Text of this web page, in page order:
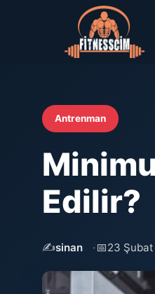
Antrenman
Edilir?
✍️sinan 📅23